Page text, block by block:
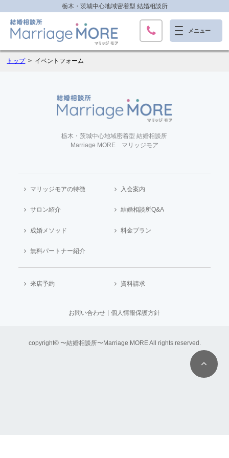
栃木・茨城中心地域密着型 結婚相談所
トップ イベントフォーム
栃木・茨城中心地域密着型 結婚相談所
Marriage MORE マリッジモア
マリッジモアの特徴 入会案内
サロン紹介 結婚相談所Q&A
成婚メソッド 料金プラン
無料パートナー紹介
来店予約 資料請求
お問い合わせ 個人情報保護方針
copyright© 〜結婚相談所〜Marriage MORE All rights reserved.